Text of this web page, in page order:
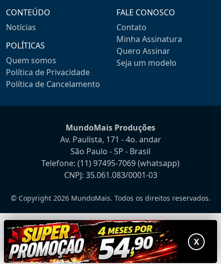
CONTEÚDO
Notícias
POLÍTICAS
Quem somos
Política de Privacidade
Política de Cancelamento
FALE CONOSCO
Contato
Minha Assinatura
Quero Assinar
Seja um modelo
MundoMais Produções
Av. Paulista, 171 - 4o. andar
São Paulo - SP - Brasil
Telefone: (11) 97495-7069(whatsapp)
CNPJ: 35.061.083/0001-03
© Copyright 2026 MundoMais. Todos os direitos reservados.
X